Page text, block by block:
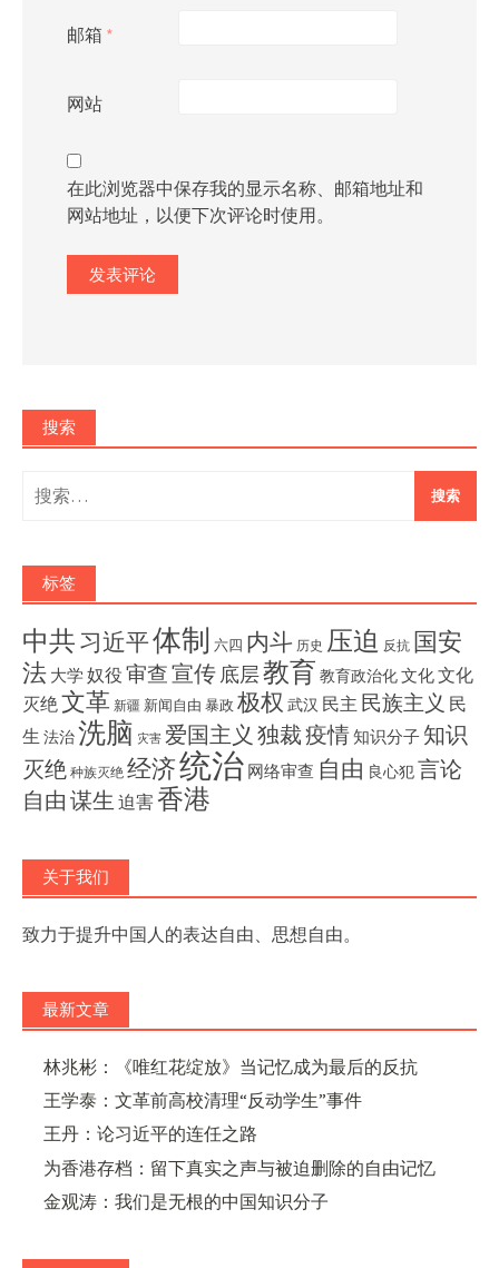
邮箱 *
网站
在此浏览器中保存我的显示名称、邮箱地址和
网站地址，以便下次评论时使用。
搜索
搜
索：
标签
中共习近平体制 六四 内斗 历史 压迫 反抗 国安
法 大学 奴役 审查宣传底层教育 教育政治化文化文化
灭绝文革 新疆 新闻自由 暴政 极权 武汉 民主 民族主义 民
生 法治洗脑 灾害 爱国主义 独裁疫情知识分子 知识
灭绝 种族灭绝 经济统治 网络审查 自由 良心犯言论
自由 谋生 迫害香港
关于我们
致力于提升中国人的表达自由、思想自由。
最新文章
林兆彬：《唯红花绽放》当记忆成为最后的反抗
王学泰：文革前高校清理“反动学生”事件
王丹：论习近平的连任之路
为香港存档：留下真实之声与被迫删除的自由记忆
金观涛：我们是无根的中国知识分子